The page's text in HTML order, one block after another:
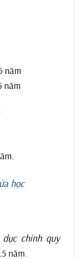
năm
năm
học
chính quy
năm.